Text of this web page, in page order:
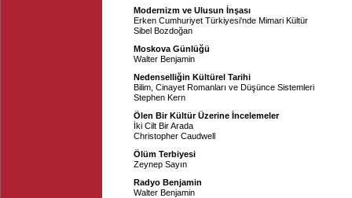
Modernizm ve Ulusun İnşası
Erken Cumhuriyet Türkiyesi'nde Mimari Kültür
Sibel Bozdoğan
Moskova Günlüğü
Walter Benjamin
Nedenselliğin Kültürel Tarihi
Bilim, Cinayet Romanları ve Düşünce Sistemleri
Stephen Kern
Ölen Bir Kültür Üzerine İncelemeler
İki Cilt Bir Arada
Christopher Caudwell
Ölüm Terbiyesi
Zeynep Sayın
Radyo Benjamin
Walter Benjamin